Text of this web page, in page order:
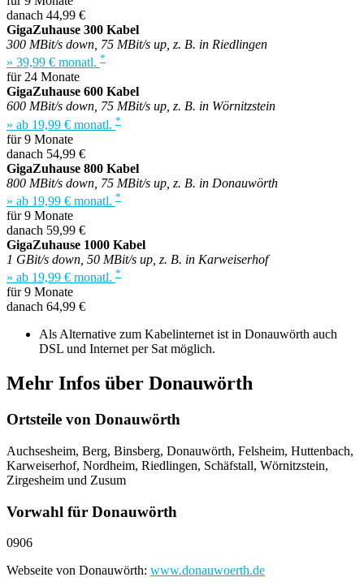
danach 44,99 €
GigaZuhause 300 Kabel
300 MBit/s down, 75 MBit/s up, z. B. in Riedlingen
» 39,99 € monatl. *
für 24 Monate
GigaZuhause 600 Kabel
600 MBit/s down, 75 MBit/s up, z. B. in Wörnitzstein
» ab 19,99 € monatl. *
für 9 Monate
danach 54,99 €
GigaZuhause 800 Kabel
800 MBit/s down, 75 MBit/s up, z. B. in Donauwörth
» ab 19,99 € monatl. *
für 9 Monate
danach 59,99 €
GigaZuhause 1000 Kabel
1 GBit/s down, 50 MBit/s up, z. B. in Karweiserhof
» ab 19,99 € monatl. *
für 9 Monate
danach 64,99 €
Als Alternative zum Kabelinternet ist in Donauwörth auch
DSL und Internet per Sat möglich.
Mehr Infos über Donauwörth
Ortsteile von Donauwörth
Auchsesheim, Berg, Binsberg, Donauwörth, Felsheim, Huttenbach,
Karweiserhof, Nordheim, Riedlingen, Schäfstall, Wörnitzstein,
Zirgesheim und Zusum
Vorwahl für Donauwörth
0906
Webseite von Donauwörth: www.donauwoerth.de